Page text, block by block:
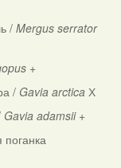
/ Mergus serrator
+
/ Gavia arcticaХ
Gavia adamsii+